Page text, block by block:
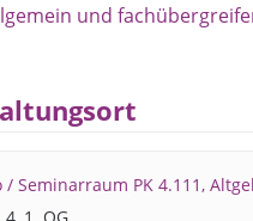
und
Seminarraum PK 4.111,